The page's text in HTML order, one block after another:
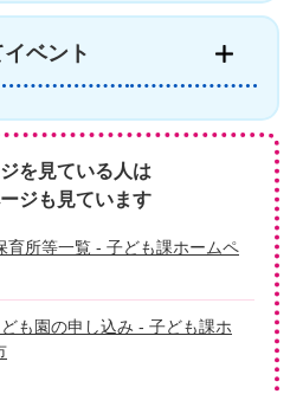
ベント
を見ている人は
ジも見ています
育所等一覧 - 子ども課ホームペ
も園の申し込み - 子ども課ホ